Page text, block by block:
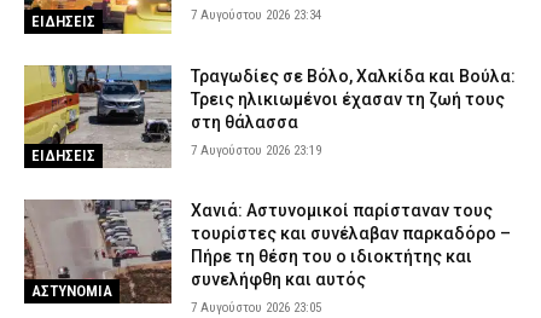
Κορινθία: Μήνυμα του 112 για φωτιά στο Στεφάνι –
ΕΙΔΗΣΕΙΣ 7 Αυγούστου 2026 16:35
Πιερία: Συνελήφθησαν δύο άνδρες που διέρρηξαν ΙΧ και άρπαξαν
αντικείμενα αξίας άνω των 19.000 ευρώ
ΑΣΤΥΝΟΜΙΑ 7 Αυγούστου 2026 16:23
Πολύ υψηλός κίνδυνος πυρκαγιάς το Σάββατο – Ποιες περιοχές
τίθενται σε «Red Code»
ΕΙΔΗΣΕΙΣ 7 Αυγούστου 2026 16:10
ΕΙΔΗΣΕΙΣ 7 Αυγούστου 2026 23:34
ΕΙΔΗΣΕΙΣ
Τραγωδίες σε Βόλο, Χαλκίδα και Βούλα:
Τρεις ηλικιωμένοι έχασαν τη ζωή τους
στη θάλασσα
7 Αυγούστου 2026 23:19
ΑΣΤΥΝΟΜΙΑ
Χανιά: Αστυνομικοί παρίσταναν τους
τουρίστες και συνέλαβαν παρκαδόρο –
Πήρε τη θέση του ο ιδιοκτήτης και
συνελήφθη και αυτός
7 Αυγούστου 2026 23:05